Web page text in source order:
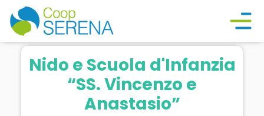
Nido e Scuola d'Infanzia
“SS. Vincenzo e
Anastasio”